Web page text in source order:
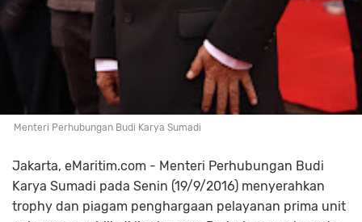
Menteri Perhubungan Budi Karya Sumadi
Jakarta, eMaritim.com - Menteri Perhubungan Budi
Karya Sumadi pada Senin (19/9/2016) menyerahkan
trophy dan piagam penghargaan pelayanan prima unit